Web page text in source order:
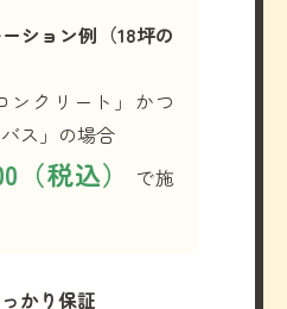
ション例（18坪の
ンクリート」かつ
ス」の場合
（税込）
で施
かり保証